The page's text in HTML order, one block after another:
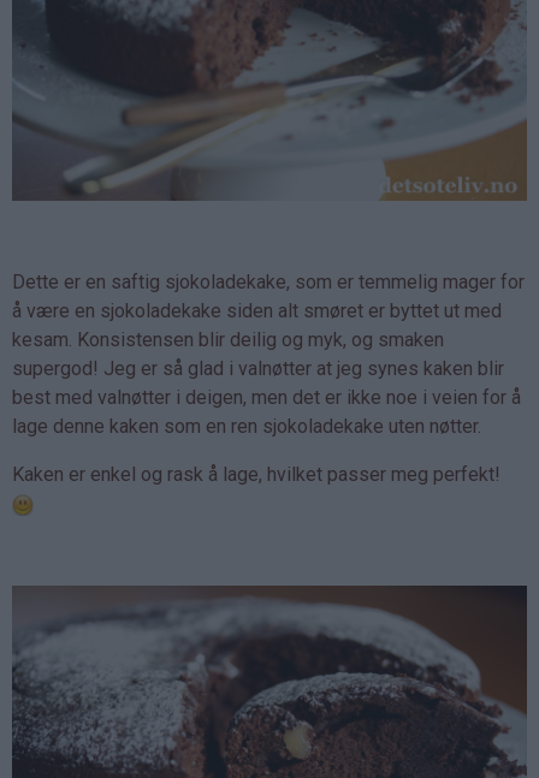
Dette er en saftig sjokoladekake, som er temmelig mager for
å være en sjokoladekake siden alt smøret er byttet ut med
kesam. Konsistensen blir deilig og myk, og smaken
supergod! Jeg er så glad i valnøtter at jeg synes kaken blir
best med valnøtter i deigen, men det er ikke noe i veien for å
lage denne kaken som en ren sjokoladekake uten nøtter.
Kaken er enkel og rask å lage, hvilket passer meg perfekt!